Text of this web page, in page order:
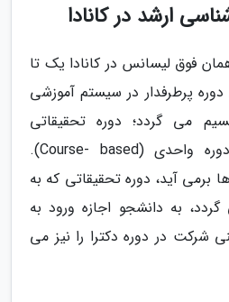
ارشد در کانادا
فوق لیسانس در کانادا یک تا
پرطرفدار در سیستم آموزشی
می گردد؛ دوره تحقیقاتی
(Research-based) یا دوره واحدی (Course- based).
برمی آید، دوره تحقیقاتی که به
به دانشجو اجازه ورود به
شرکت در دوره دکترا را نیز می